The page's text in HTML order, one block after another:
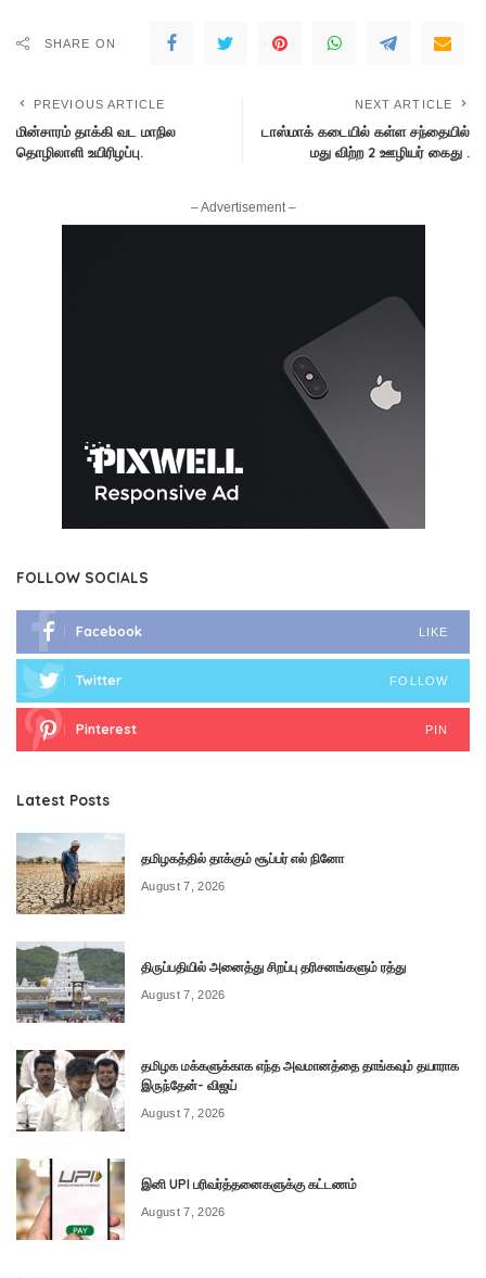
SHARE ON
PREVIOUS ARTICLE
மின்சாரம் தாக்கி வட மாநில
தொழிலாளி உயிரிழப்பு.
NEXT ARTICLE
டாஸ்மாக் கடையில் கள்ள சந்தையில்
மது விற்ற 2 ஊழியர் கைது .
– Advertisement –
FOLLOW SOCIALS
Facebook LIKE
Twitter FOLLOW
Pinterest PIN
Latest Posts
தமிழகத்தில் தாக்கும் சூப்பர் எல் நினோ
August 7, 2026
திருப்பதியில் அனைத்து சிறப்பு தரிசனங்களும் ரத்து
August 7, 2026
தமிழக மக்களுக்காக எந்த அவமானத்தை தாங்கவும் தயாராக
இருந்தேன்- விஜய்
August 7, 2026
இனி UPI பரிவர்த்தனைகளுக்கு கட்டணம்
August 7, 2026